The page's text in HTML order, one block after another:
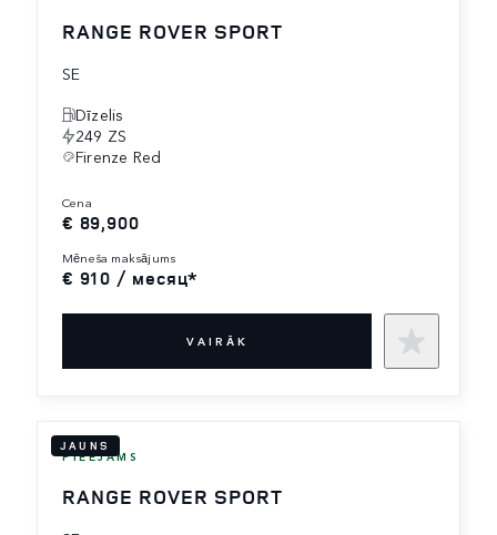
RANGE ROVER SPORT
SE
Dīzelis
249 ZS
Firenze Red
cena
€ 89,900
mēneša maksājums
€ 910 / месяц*
VAIRĀK
JAUNS
PIEEJAMS
RANGE ROVER SPORT